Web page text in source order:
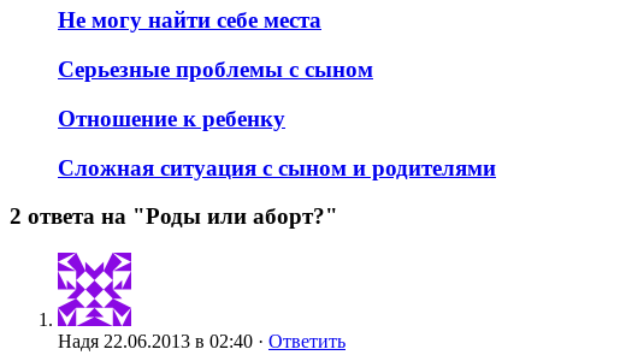
Не могу найти себе места
Серьезные проблемы с сыном
Отношение к ребенку
Сложная ситуация с сыном и родителями
2 ответа на "Роды или аборт?"
Надя 22.06.2013 в 02:40 · Ответить